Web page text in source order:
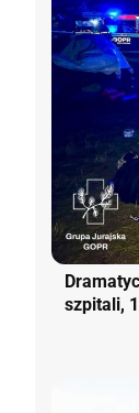
szpitali,